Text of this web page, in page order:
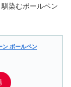
染むボールペン
ン ボールペン